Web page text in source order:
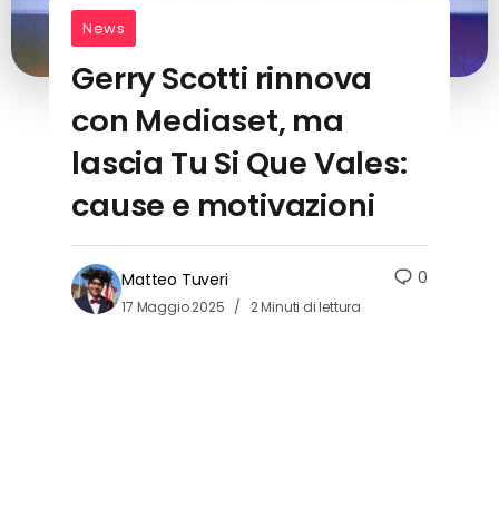
News
Gerry Scotti rinnova
con Mediaset, ma
lascia Tu Si Que Vales:
cause e motivazioni
Matteo Tuveri
17 Maggio 2025 2 Minuti di lettura
0